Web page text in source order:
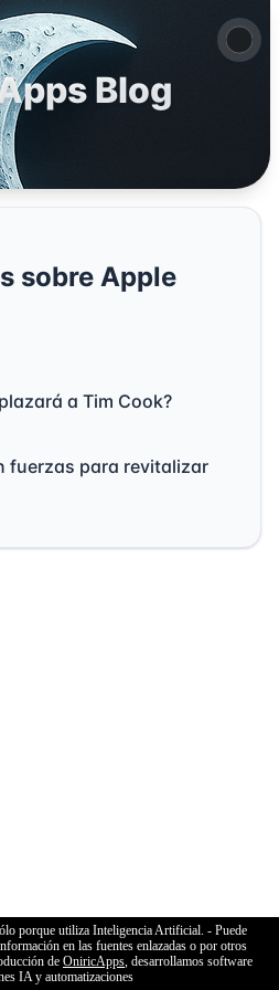
Blog
sobre Apple
a Tim Cook?
fuerzas para revitalizar
porque utiliza Inteligencia Artificial. - Puede
en las fuentes enlazadas o por otros
de OniricApps , desarrollamos software
IA y automatizaciones